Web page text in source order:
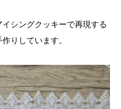
シングクッキーで再現する
りしています。